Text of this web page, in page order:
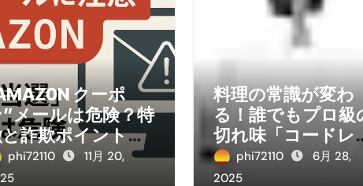
クーポ
”メールは危険？特
詐欺ポイントを
解説
phi72110
11月 20,
料理の常識が変わ
る！誰でもプロ級
切れ味「コードレ
電動包丁」で食卓を
彩る！
phi72110
6月 28,
2025